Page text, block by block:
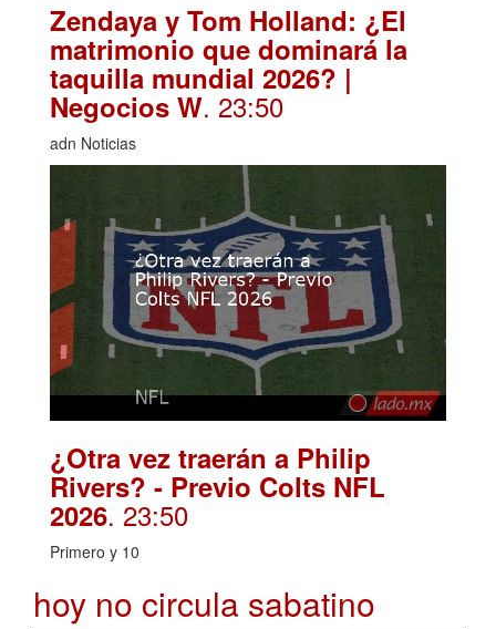
Zendaya y Tom Holland: ¿El
matrimonio que dominará la
taquilla mundial 2026? |
Negocios W. 23:50
adn Noticias
¿Otra vez traerán a Philip
Rivers? - Previo Colts NFL
2026. 23:50
Primero y 10
hoy no circula sabatino